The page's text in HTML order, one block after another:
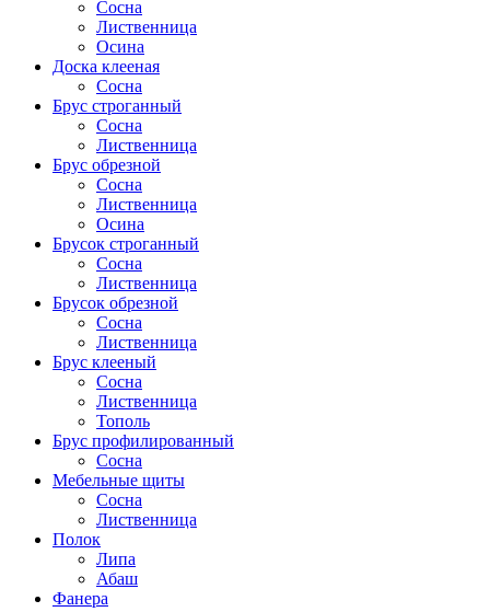
Сосна
Лиственница
Осина
Доска клееная
Сосна
Брус строганный
Сосна
Лиственница
Брус обрезной
Сосна
Лиственница
Осина
Брусок строганный
Сосна
Лиственница
Брусок обрезной
Сосна
Лиственница
Брус клееный
Сосна
Лиственница
Тополь
Брус профилированный
Сосна
Мебельные щиты
Сосна
Лиственница
Полок
Липа
Абаш
Фанера